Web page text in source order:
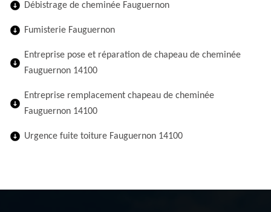
Débistrage de cheminée Fauguernon
Fumisterie Fauguernon
Entreprise pose et réparation de chapeau de cheminée
Fauguernon 14100
Entreprise remplacement chapeau de cheminée
Fauguernon 14100
Urgence fuite toiture Fauguernon 14100